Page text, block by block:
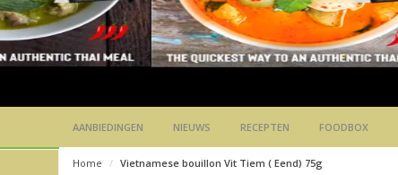
AANBIEDINGEN NIEUWS RECEPTEN FOODBOX
Home Vietnamese bouillon Vit Tiem ( Eend) 75g